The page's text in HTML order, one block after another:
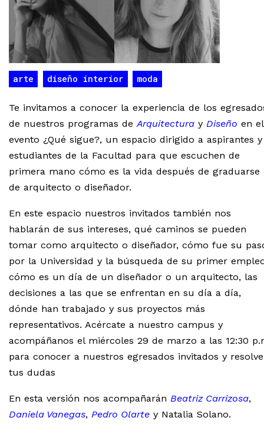
arte diseño interior moda
Te invitamos a conocer la experiencia de los
de nuestros programas de Arquitectura y Diseño en el
evento ¿Qué sigue?, un espacio dirigido a aspirantes y
estudiantes de la Facultad para que escuchen de
primera mano cómo es la vida después de graduarse
de arquitecto o diseñador.
En este espacio nuestros invitados también nos
hablarán de sus intereses, qué caminos se pueden
tomar como arquitecto o diseñador, cómo fue su
por la Universidad y la búsqueda de su primer
cómo es un día de un diseñador o un arquitecto, las
decisiones a las que se enfrentan en su día a día,
dónde han trabajado y sus proyectos más
representativos. Acércate a nuestro campus y
acompáñanos el miércoles 29 de marzo a las 12:30
para conocer a nuestros egresados invitados y
tus dudas
En esta versión nos acompañarán Beatriz Carrizosa,
Daniela Vanegas, Pedro Olarte y Natalia Solano.